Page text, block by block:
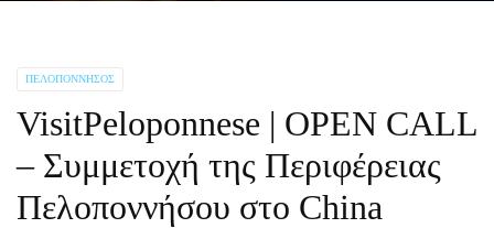
ΠΕΛΟΠΌΝΝΗΣΟΣ
VisitPeloponnese | OPEN CALL
– Συμμετοχή της Περιφέρειας
Πελοποννήσου στο China